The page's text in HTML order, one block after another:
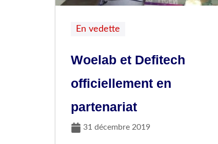
En vedette
Woelab et Defitech
officiellement en
partenariat
31 décembre 2019